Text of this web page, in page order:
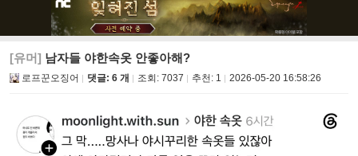
[유머] 남자들 야한속옷 안좋아해?
로프꾼오징어 댓글: 6 개 조회: 7037 추천: 1 2026-05-20 16:58:26